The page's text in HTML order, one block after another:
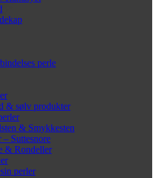
perle
& sølv produkter
& Smykkesten
Suttesnore
& Rondeller
perler